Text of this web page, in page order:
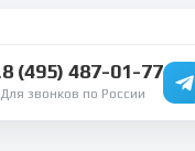
8 (495) 487-01-77
Для звонков по России